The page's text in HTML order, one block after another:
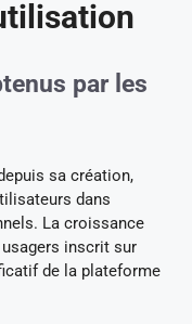
par les
sa création,
dans
La croissance
inscrit sur
de la plateforme